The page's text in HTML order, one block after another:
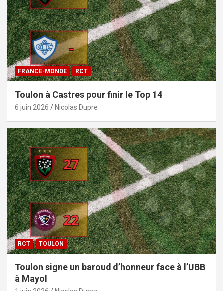
FRANCE-MONDE RCT
Toulon à Castres pour finir le Top 14
6 juin 2026 Nicolas Dupre
RCT TOULON
Toulon signe un baroud d’honneur face à l’UBB
à Mayol